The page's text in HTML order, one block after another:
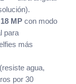
18 MP con modo
para
más
agua,
por 30